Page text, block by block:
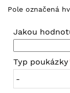
Pole označená
Jakou
Typ poukázky